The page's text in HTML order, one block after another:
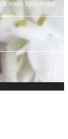
vous inscrivant